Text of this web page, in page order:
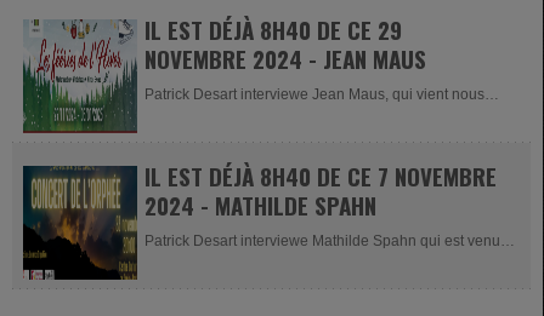
IL EST DÉJÀ 8H40 DE CE 29
NOVEMBRE 2024 - JEAN MAUS
Patrick Desart interviewe Jean Maus, qui vient nous
IL EST DÉJÀ 8H40 DE CE 7 NOVEMBRE
2024 - MATHILDE SPAHN
Patrick Desart interviewe Mathilde Spahn qui est venue